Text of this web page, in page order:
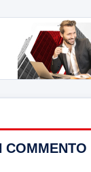
COMMENTO